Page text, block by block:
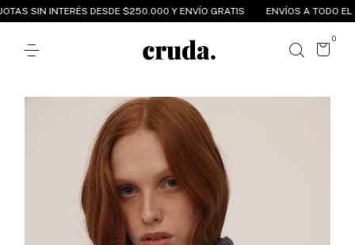
SIN INTERÉS DESDE $250.000 Y ENVÍO GRATIS ENVÍOS A TODO EL
0